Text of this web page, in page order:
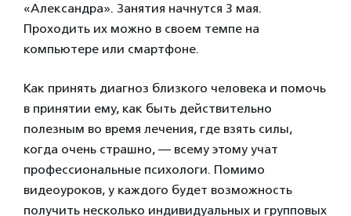
«Александра». Занятия начнутся 3 мая.
Проходить их можно в своем темпе на
компьютере или смартфоне.
Как принять диагноз близкого человека и помочь
в принятии ему, как быть действительно
полезным во время лечения, где взять силы,
когда очень страшно, — всему этому учат
профессиональные психологи. Помимо
видеоуроков, у каждого будет возможность
получить несколько индивидуальных и групповых